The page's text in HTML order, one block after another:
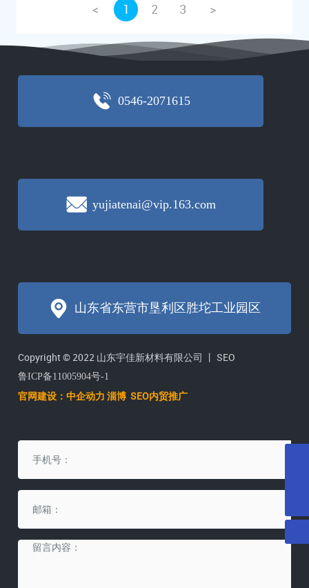
< 1 2 3 >
0546-2071615
yujiatenai@vip.163.com
山东省东营市垦利区胜坨工业园区
Copyright © 2022 山东宇佳新材料有限公司 丨SEO
鲁ICP备11005904号-1
官网建设：中企动力 淄博 SEO内贸推广
yujiatenai@vip.163.com